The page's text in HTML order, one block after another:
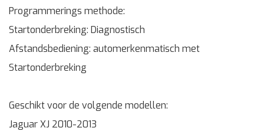
Programmerings methode:
Startonderbreking: Diagnostisch
Afstandsbediening: automerkenmatisch met
Startonderbreking
Geschikt voor de volgende modellen:
Jaguar XJ 2010-2013